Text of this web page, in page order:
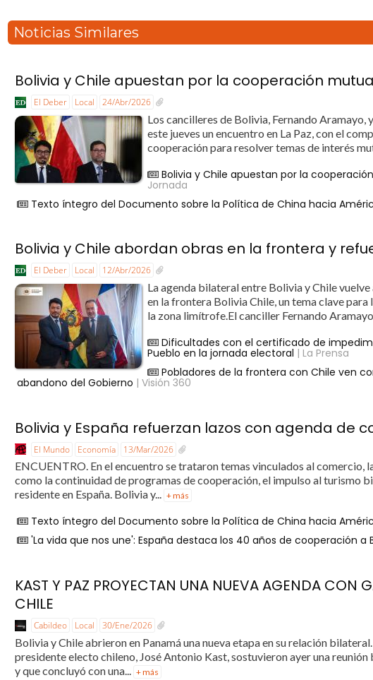
Noticias Similares
Bolivia y Chile apuestan por la cooperación
El Deber Local 24/Abr/2026
Los cancilleres de Bolivia, Fernando
este jueves un encuentro en La Paz, con el
cooperación para resolver temas de interés
Bolivia y Chile apuestan por la
Jornada
Texto íntegro del Documento sobre la Política de China hacia
Bolivia y Chile abordan obras en la frontera y
El Deber Local 12/Abr/2026
La agenda bilateral entre Bolivia y Chile
en la frontera Bolivia Chile, un tema clave
la zona limítrofe.El canciller Fernando
Dificultades con el certificado de
Pueblo en la jornada electoral | La Prensa
Pobladores de la frontera con Chile ven
abandono del Gobierno | Visión 360
Bolivia y España refuerzan lazos con agenda de
El Mundo Economía 13/Mar/2026
ENCUENTRO. En el encuentro se trataron temas vinculados al comercio,
como la continuidad de programas de cooperación, el impulso al turismo
residente en España. Bolivia y... + más
Texto íntegro del Documento sobre la Política de China hacia
'La vida que nos une': España destaca los 40 años de cooperación a
KAST Y PAZ PROYECTAN UNA NUEVA AGENDA CON
CHILE
Cabildeo Local 30/Ene/2026
Bolivia y Chile abrieron en Panamá una nueva etapa en su relación
presidente electo chileno, José Antonio Kast, sostuvieron ayer una
y que concluyó con una...
+ más